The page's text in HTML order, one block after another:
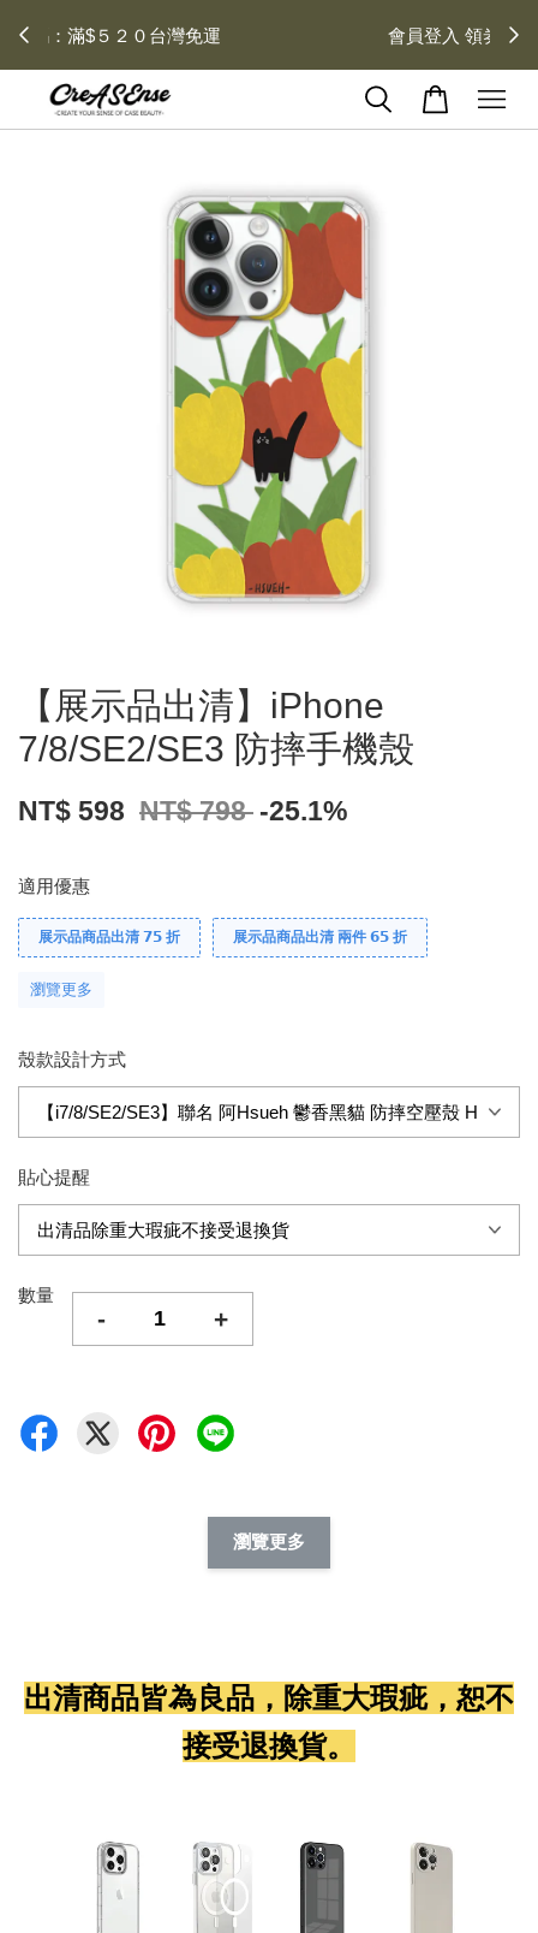
會員登入 領劵享折扣
【展示品出清】iPhone
7/8/SE2/SE3 防摔手機殼
NT$ 598 NT$ 798 -25.1%
適用優惠
展示品商品出清 𝟳𝟱 折 展示品商品出清 兩件 𝟲𝟱 折
瀏覽更多
殼款設計方式
貼心提醒
數量
- +
瀏覽更多
出清商品皆為良品，除重大瑕疵，恕不
接受退換貨。